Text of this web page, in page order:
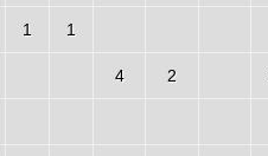
1 1
4 2